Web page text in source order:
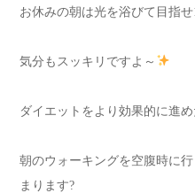
お休みの朝は光を浴びて目指せ
気分もスッキリですよ～
ダイエットをより効果的に進め
朝のウォーキングを空腹時に
まります?